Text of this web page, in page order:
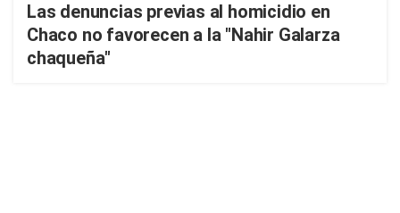
Las denuncias previas al homicidio en
Chaco no favorecen a la "Nahir Galarza
chaqueña"